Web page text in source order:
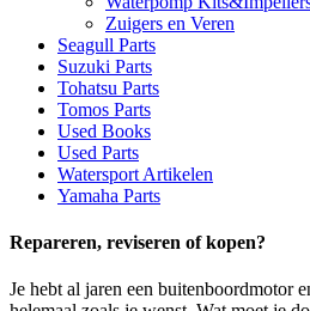
Zuigers en Veren
Seagull Parts
Suzuki Parts
Tohatsu Parts
Tomos Parts
Used Books
Used Parts
Watersport Artikelen
Yamaha Parts
Repareren, reviseren of kopen?
Je hebt al jaren een buitenboordmotor